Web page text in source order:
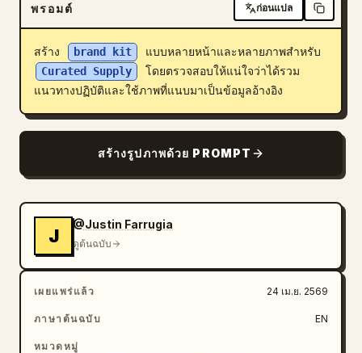
ดาวน์โหลด
บล็อก
อัปเดต
พรอมต์ ก่อนแปล
สร้าง brand kit
แบบหลายหน้าและหลายภาพสำหรับ
Curated Supply
โดยตรวจสอบให้แน่ใจว่าได้รวม
แนวทางปฏิบัติและใช้ภาพที่แนบมาเป็นข้อมูลอ้างอิง
สร้างรูปภาพด้วย PROMPT
J
@Justin Farrugia
ดูต้นฉบับ
เผยแพร่แล้ว 24 เม.ย. 2569
ภาษาต้นฉบับ EN
หมวดหมู่